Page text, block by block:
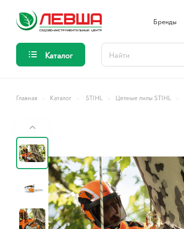
Бренды
Каталог
Главная – Каталог – STIHL – Цепные пилы STIHL –